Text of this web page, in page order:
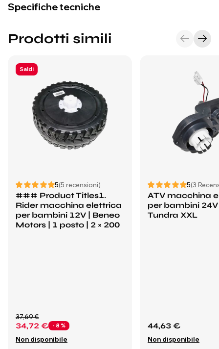
Specifiche tecniche
Prodotti simili
Saldi
5(5 recensioni)
### Product Titles1.
Rider macchina elettrica
per bambini 12V | Beneo
Motors | 1 posto | 2 × 200
34,72 € - 8 %
37,69 €
Non disponibile
5(3
ATV macchina
per bambini
Tundra XXL
44,63 €
Non disponibile